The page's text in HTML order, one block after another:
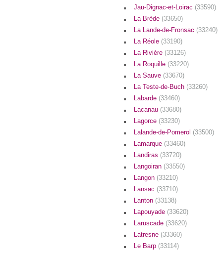
Jau-Dignac-et-Loirac (33590)
La Brède (33650)
La Lande-de-Fronsac (33240)
La Réole (33190)
La Rivière (33126)
La Roquille (33220)
La Sauve (33670)
La Teste-de-Buch (33260)
Labarde (33460)
Lacanau (33680)
Lagorce (33230)
Lalande-de-Pomerol (33500)
Lamarque (33460)
Landiras (33720)
Langoiran (33550)
Langon (33210)
Lansac (33710)
Lanton (33138)
Lapouyade (33620)
Laruscade (33620)
Latresne (33360)
Le Barp (33114)